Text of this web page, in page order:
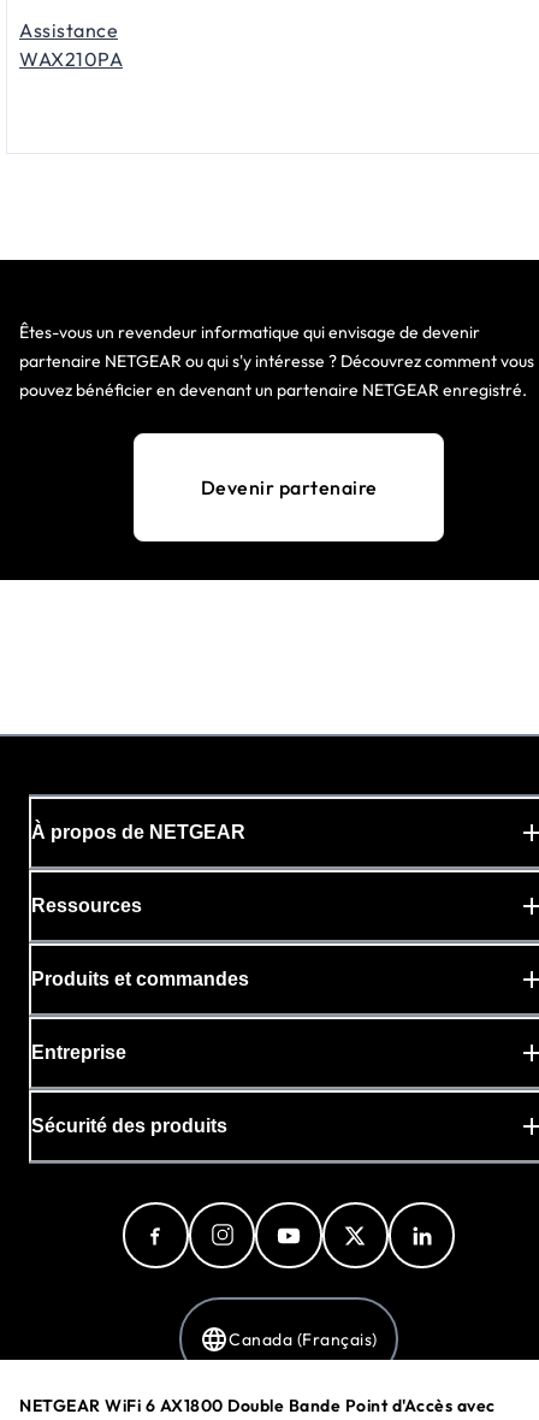
Assistance
WAX210PA
Êtes-vous un revendeur informatique qui envisage de devenir
partenaire NETGEAR ou qui s'y intéresse ? Découvrez comment vous
pouvez bénéficier en devenant un partenaire NETGEAR enregistré.
Devenir partenaire
NETGEAR WiFi 6 AX1800 Double Bande Point d'Accès avec
À propos de NETGEAR
Ressources
Produits et commandes
Entreprise
Sécurité des produits
Canada (Français)